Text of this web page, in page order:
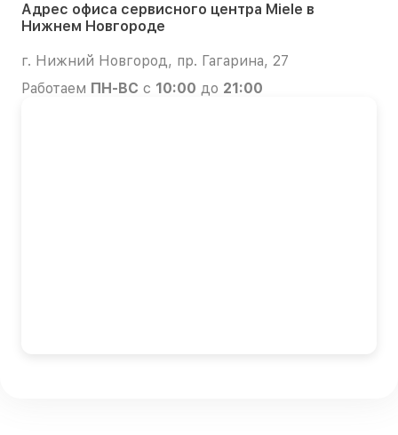
Адрес офиса сервисного центра Miele в
Нижнем Новгороде
г. Нижний Новгород, пр. Гагарина, 27
Работаем ПН-ВС с 10:00 до 21:00